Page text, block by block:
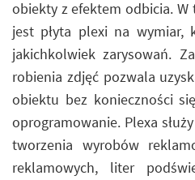
obiekty z efektem odbicia.
jest płyta plexi na wymiar,
jakichkolwiek zarysowań.
robienia zdjęć pozwala
obiektu bez konieczności
oprogramowanie. Plexa
tworzenia wyrobów
reklamowych, liter